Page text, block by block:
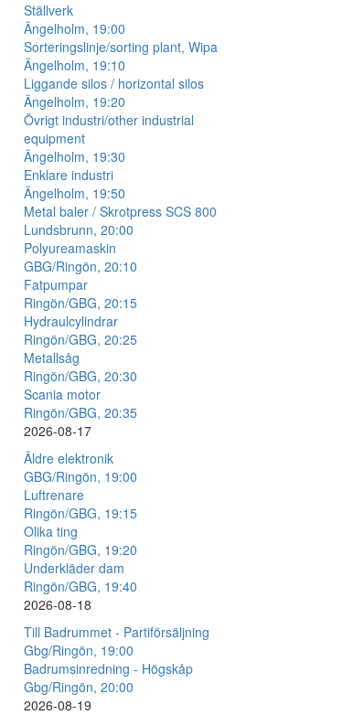
Ställverk
Ängelholm, 19:00
Sorteringslinje/sorting plant, Wipa
Ängelholm, 19:10
Liggande silos / horizontal silos
Ängelholm, 19:20
Övrigt industri/other industrial
equipment
Ängelholm, 19:30
Enklare industri
Ängelholm, 19:50
Metal baler / Skrotpress SCS 800
Lundsbrunn, 20:00
Polyureamaskin
GBG/Ringön, 20:10
Fatpumpar
Ringön/GBG, 20:15
Hydraulcylindrar
Ringön/GBG, 20:25
Metallsåg
Ringön/GBG, 20:30
Scania motor
Ringön/GBG, 20:35
2026-08-17
Äldre elektronik
GBG/Ringön, 19:00
Luftrenare
Ringön/GBG, 19:15
Olika ting
Ringön/GBG, 19:20
Underkläder dam
Ringön/GBG, 19:40
2026-08-18
Till Badrummet - Partiförsäljning
Gbg/Ringön, 19:00
Badrumsinredning - Högskåp
Gbg/Ringön, 20:00
2026-08-19